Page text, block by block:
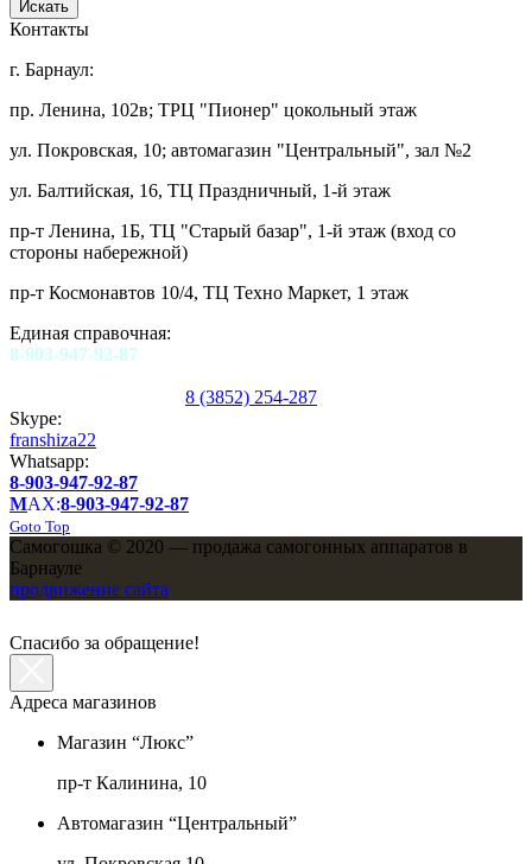
Контакты
г. Барнаул:
пр. Ленина, 102в; ТРЦ "Пионер" цокольный этаж
ул. Покровская, 10; автомагазин "Центральный", зал №2
ул. Балтийская, 16, ТЦ Праздничный, 1-й этаж
пр-т Ленина, 1Б, ТЦ "Старый базар", 1-й этаж (вход со
стороны набережной)
пр-т Космонавтов 10/4, ТЦ Техно Маркет, 1 этаж
Единая справочная:
8-903-947-92-87
8 (3852) 254-287
Skype:
franshiza22
Whatsapp:
8-903-947-92-87
MAX:8-903-947-92-87
Goto Top
Самогошка © 2020 — продажа самогонных аппаратов в
Барнауле
продвижение сайта
Спасибо за обращение!
Адреса магазинов
Магазин “Люкс”
пр-т Калинина, 10
Автомагазин “Центральный”